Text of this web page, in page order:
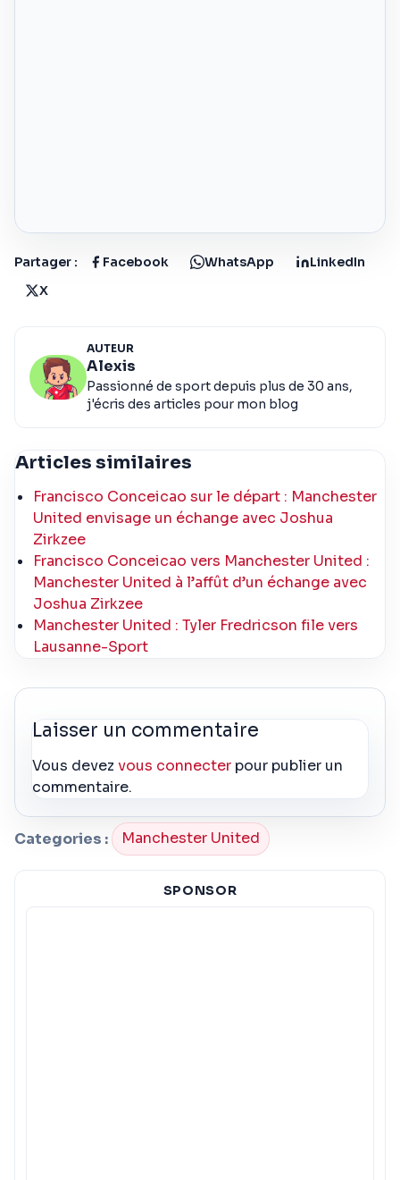
Partager : Facebook WhatsApp
LinkedIn
X
AUTEUR
Alexis
Passionné de sport depuis plus de 30 ans,
j'écris des articles pour mon blog
Articles similaires
Francisco Conceicao sur le départ : Manchester
United envisage un échange avec Joshua
Zirkzee
Francisco Conceicao vers Manchester United :
Manchester United à l’affût d’un échange avec
Joshua Zirkzee
Manchester United : Tyler Fredricson file vers
Lausanne-Sport
Laisser un commentaire
Vous devezvous connecter pour publier un
commentaire.
Categories : Manchester United
SPONSOR